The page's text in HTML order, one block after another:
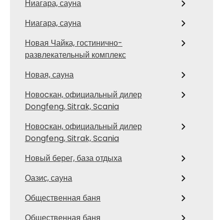
Ниагара, сауна
Ниагара, сауна
Новая Чайка, гостинично-
развлекательный комплекс
Новая, сауна
Новоcкан, официальный дилер
Dongfeng, Sitrak, Scania
Новоcкан, официальный дилер
Dongfeng, Sitrak, Scania
Новый берег, база отдыха
Оазис, сауна
Общественная баня